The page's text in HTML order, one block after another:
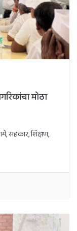
मोठा
सहकार, शिक्षण,